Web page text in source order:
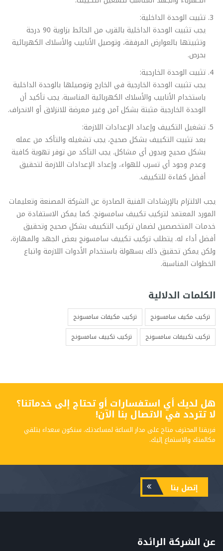
تثبيت الوحدة الداخلية:
يجب تثبيت الوحدة الداخلية بالقرب من الحائط بزاوية 90 درجة
وتثبيتها بالعوارض المرفقة، وتوصيل الأنابيب والأسلاك الكهربائية
بحرص.
تثبيت الوحدة الخارجية:
يجب تثبيت الوحدة الخارجية في الخارج وتوصيلها بالوحدة الداخلية
باستخدام الأنابيب والأسلاك الكهربائية المناسبة. يجب تأكيد أن
الوحدة الخارجية مثبتة بشكل آمن وغير معرضة للانزلاق أو الانحراف.
تشغيل التكييف وإعداد الإعدادات اللازمة:
بعد تثبيت التكييف بشكل صحيح، يجب تشغيله والتأكد من عمله
بشكل صحيح وبدون أي مشاكل. يجب التأكد من توفر تهوية كافية
وعدم وجود أي تسرب للهواء، وإعداد الإعدادات اللازمة لتحقيق
أفضل كفاءة للتكييف.
يجب الالتزام بالإرشادات الفنية الصادرة عن الشركة المصنعة وتعليمات
المورد المعتمد لتركيب تكييف سامسونج. كما يمكن الاستفادة من
خدمات المتخصصين لضمان تركيب التكييف بشكل صحيح وتحقيق
أفضل أداء له. يتطلب تركيب تكييف سامسونج بعض الجهد والمهارة،
ولكن يمكن تحقيق ذلك بسهولة باستخدام الأدوات اللازمة واتباع
الخطوات المناسبة.
الكلمات الدلالية
تركيب مكيف سامسونج
تركيب مكيفات سامسونج
تركيب تكييفات سامسونج
تركيب تكييف سامسونج
هل لديك أي استفسارات أو تحتاج إلى خدماتنا؟
لا تتردد في الاتصال بنا الآن!
فريقنا المحترف متاح على مدار الساعة لمساعدتك. سنكون سعداء بتلقي
مكالمتك والاستماع إليك.
إتصل بنا
عن الشركة الرائدة